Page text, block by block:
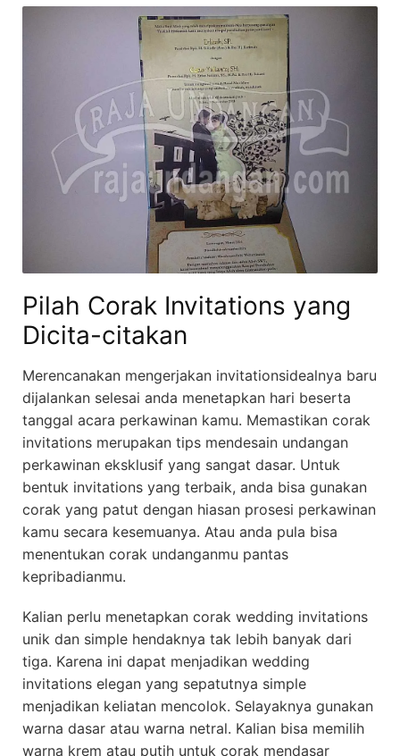
Pilah Corak Invitations yang
Dicita-citakan
Merencanakan mengerjakan invitationsidealnya baru
dijalankan selesai anda menetapkan hari beserta
tanggal acara perkawinan kamu. Memastikan corak
invitations merupakan tips mendesain undangan
perkawinan eksklusif yang sangat dasar. Untuk
bentuk invitations yang terbaik, anda bisa gunakan
corak yang patut dengan hiasan prosesi perkawinan
kamu secara kesemuanya. Atau anda pula bisa
menentukan corak undanganmu pantas
kepribadianmu.
Kalian perlu menetapkan corak wedding invitations
unik dan simple hendaknya tak lebih banyak dari
tiga. Karena ini dapat menjadikan wedding
invitations elegan yang sepatutnya simple
menjadikan keliatan mencolok. Selayaknya gunakan
warna dasar atau warna netral. Kalian bisa memilih
warna krem atau putih untuk corak mendasar